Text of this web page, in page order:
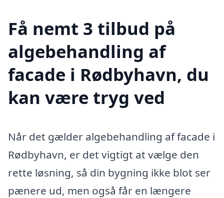
Få nemt 3 tilbud på
algebehandling af
facade i Rødbyhavn, du
kan være tryg ved
Når det gælder algebehandling af facade i
Rødbyhavn, er det vigtigt at vælge den
rette løsning, så din bygning ikke blot ser
pænere ud, men også får en længere